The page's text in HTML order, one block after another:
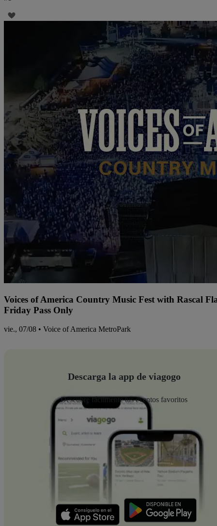
Voices of America Country Music Fest with Rascal
Friday Pass Only
vie., 07/08 • Voice of America MetroPark
Descarga la app de viagogo
Descubre fácilmente tus eventos favoritos